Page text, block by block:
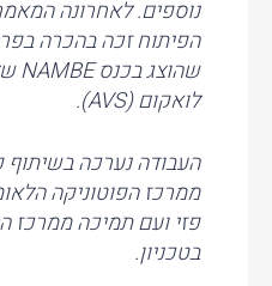
נוספים. לאחרונה
הפיתוח זכה בהכרה
שהוצג בכנסNAMBE
לואקום (AVS
).
העבודה נערכה
ממרכז הפוטוניקה
פזי ועם תמיכה ממרכז
בטכניון.